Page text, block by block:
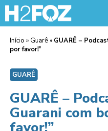
Início » Guarê » GUARÊ –
por favor!”
GUARÊ
GUARÊ –
Guarani com